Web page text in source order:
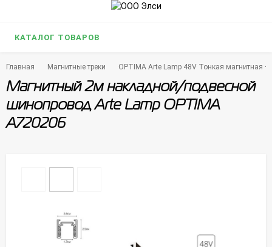
КАТАЛОГ ТОВАРОВ
Главная Магнитные треки OPTIMA Arte Lamp 48V Тонкая магнитная
Магнитный 2м накладной/подвесной
шинопровод Arte Lamp OPTIMA
A720206